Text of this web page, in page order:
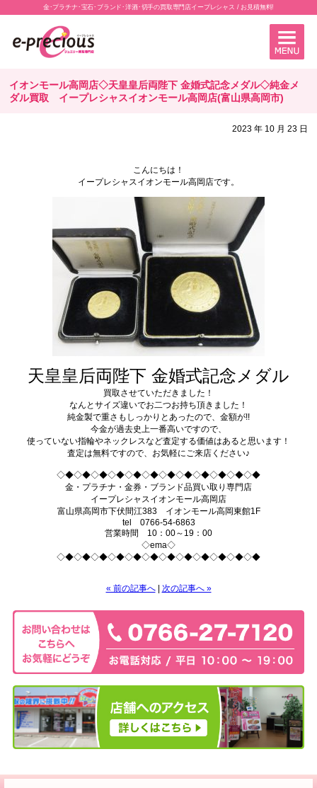
金･プラチナ･宝石･ブランド･洋酒･切手の買取専門店イープレシャス / お見積無料!
イオンモール高岡店◇天皇皇后両陛下 金婚式記念メダル◇純金メ
ダル買取 イープレシャスイオンモール高岡店(富山県高岡市)
2023 年 10 月 23 日
こんにちは！
イープレシャスイオンモール高岡店です。
天皇皇后両陛下 金婚式記念メダル
買取させていただきました！
なんとサイズ違いでお二つお持ち頂きました！
純金製で重さもしっかりとあったので、金額が!!
今金が過去史上一番高いですので、
使っていない指輪やネックレスなど査定する価値はあると思います！
査定は無料ですので、お気軽にご来店ください♪
◇◆◇◆◇◆◇◆◇◆◇◆◇◆◇◆◇◆◇◆◇◆◇◆
金・プラチナ・金券・ブランド品買い取り専門店
イープレシャスイオンモール高岡店
富山県高岡市下伏間江383 イオンモール高岡東館1F
tel 0766-54-6863
営業時間 10：00～19：00
◇ema◇
◇◆◇◆◇◆◇◆◇◆◇◆◇◆◇◆◇◆◇◆◇◆◇◆
« 前の記事へ| 次の記事へ »